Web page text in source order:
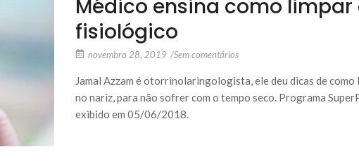
Médico ensina como limpar
fisiológico
novembro 28, 2019 /Sem comentários
Jamal Azzam é otorrinolaringologista, ele deu dicas de
no nariz, para não sofrer com o tempo seco. Programa
exibido em 05/06/2018.